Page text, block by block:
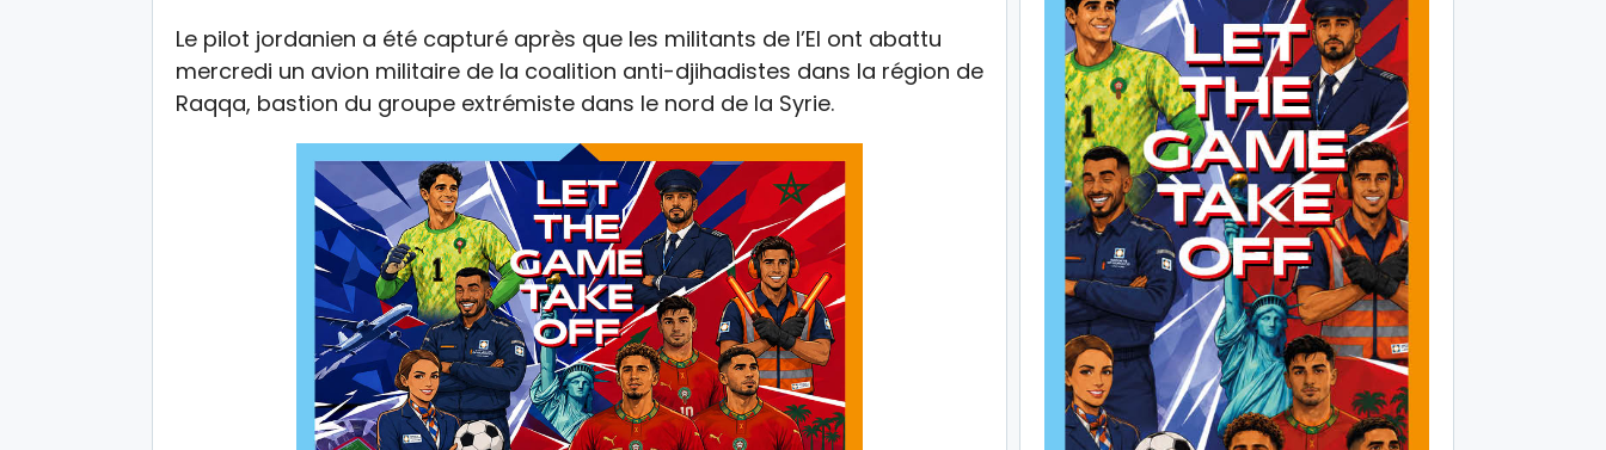
Le pilot jordanien a été capturé après que les militants de l’EI ont abattu
mercredi un avion militaire de la coalition anti-djihadistes dans la région de
Raqqa, bastion du groupe extrémiste dans le nord de la Syrie.